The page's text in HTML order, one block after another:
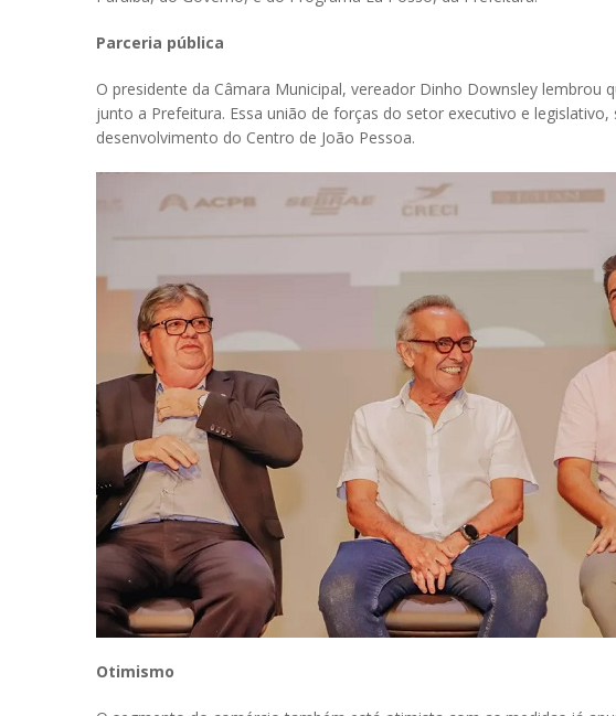
Parceria pública
O presidente da Câmara Municipal, vereador Dinho Downsley
junto a Prefeitura. Essa união de forças do setor executivo e
desenvolvimento do Centro de João Pessoa.
Otimismo